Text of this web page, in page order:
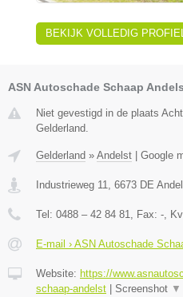
BEKIJK VOLLEDIG PROFIEL
ASN Autoschade Schaap
Niet gevestigd in de plaats
Gelderland.
Gelderland » Andelst | Google
Industrieweg 11 6673 DE
Tel: 0488 – 42 84 81 , Fax: - ,
E-mail › ASN Autoschade
Website: https://
schaap-andelst | Screenshot ▼